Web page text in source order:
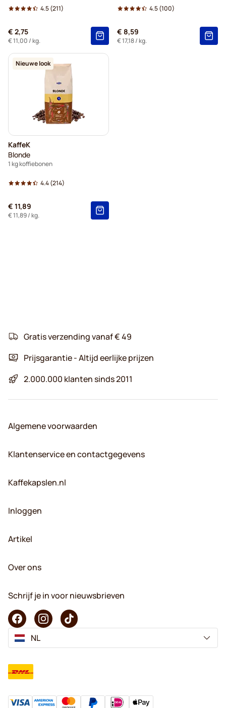
4.5(211)
€ 2,75
€ 11,00 / kg.
4.5(100)
€ 8,59
€ 17,18/ kg.
Nieuwe look
KaffeK
Blonde
1 kg koffiebonen
4.4(214)
€ 11,89
€ 11,89/ kg.
Gratis verzending vanaf € 49
Prijsgarantie - Altijd eerlijke prijzen
2.000.000 klanten sinds 2011
Algemene voorwaarden
Klantenservice en contactgegevens
Kaffekapslen.nl
Inloggen
Artikel
Over ons
Schrijf je in voor nieuwsbrieven
NL